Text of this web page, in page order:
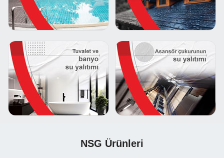
NSG Ürünleri